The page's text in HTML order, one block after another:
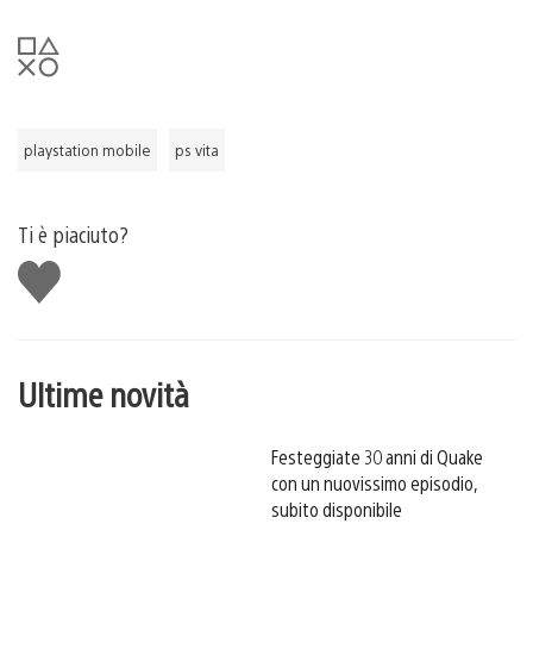
playstation mobile ps vita
Ti è piaciuto?
Mi
piace
Ultime novità
Festeggiate 30 anni di Quake
con un nuovissimo episodio,
subito disponibile